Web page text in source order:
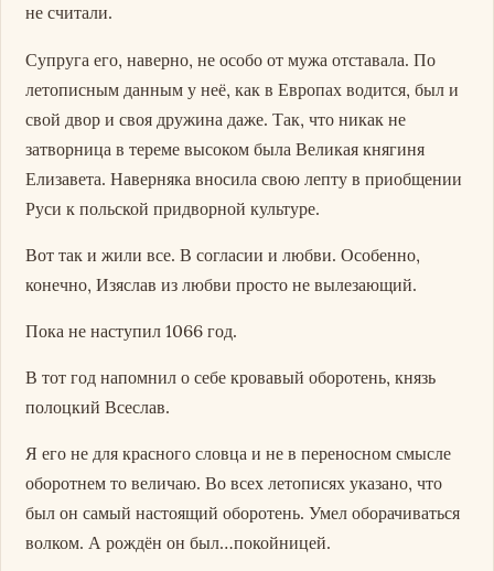
не считали.
Супруга его, наверно, не особо от мужа отставала. По
летописным данным у неё, как в Европах водится, был и
свой двор и своя дружина даже. Так, что никак не
затворница в тереме высоком была Великая княгиня
Елизавета. Наверняка вносила свою лепту в приобщении
Руси к польской придворной культуре.
Вот так и жили все. В согласии и любви. Особенно,
конечно, Изяслав из любви просто не вылезающий.
Пока не наступил 1066 год.
В тот год напомнил о себе кровавый оборотень, князь
полоцкий Всеслав.
Я его не для красного словца и не в переносном смысле
оборотнем то величаю. Во всех летописях указано, что
был он самый настоящий оборотень. Умел оборачиваться
волком. А рождён он был…покойницей.